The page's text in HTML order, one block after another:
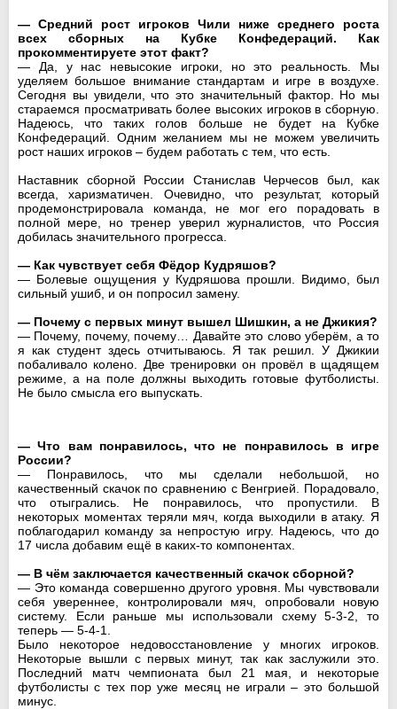
— Средний рост игроков Чили ниже среднего роста
всех сборных на Кубке Конфедераций. Как
прокомментируете этот факт?
— Да, у нас невысокие игроки, но это реальность. Мы
уделяем большое внимание стандартам и игре в воздухе.
Сегодня вы увидели, что это значительный фактор. Но мы
стараемся просматривать более высоких игроков в сборную.
Надеюсь, что таких голов больше не будет на Кубке
Конфедераций. Одним желанием мы не можем увеличить
рост наших игроков – будем работать с тем, что есть.
Наставник сборной России Станислав Черчесов был, как
всегда, харизматичен. Очевидно, что результат, который
продемонстрировала команда, не мог его порадовать в
полной мере, но тренер уверил журналистов, что Россия
добилась значительного прогресса.
— Как чувствует себя Фёдор Кудряшов?
— Болевые ощущения у Кудряшова прошли. Видимо, был
сильный ушиб, и он попросил замену.
— Почему с первых минут вышел Шишкин, а не Джикия?
— Почему, почему, почему… Давайте это слово уберём, а то
я как студент здесь отчитываюсь. Я так решил. У Джикии
побаливало колено. Две тренировки он провёл в щадящем
режиме, а на поле должны выходить готовые футболисты.
Не было смысла его выпускать.
— Что вам понравилось, что не понравилось в игре
России?
— Понравилось, что мы сделали небольшой, но
качественный скачок по сравнению с Венгрией. Порадовало,
что отыгрались. Не понравилось, что пропустили. В
некоторых моментах теряли мяч, когда выходили в атаку. Я
поблагодарил команду за непростую игру. Надеюсь, что до
17 числа добавим ещё в каких-то компонентах.
— В чём заключается качественный скачок сборной?
— Это команда совершенно другого уровня. Мы чувствовали
себя увереннее, контролировали мяч, опробовали новую
систему. Если раньше мы использовали схему 5-3-2, то
теперь — 5-4-1.
Было некоторое недовосстановление у многих игроков.
Некоторые вышли с первых минут, так как заслужили это.
Последний матч чемпионата был 21 мая, и некоторые
футболисты с тех пор уже месяц не играли – это большой
минус.